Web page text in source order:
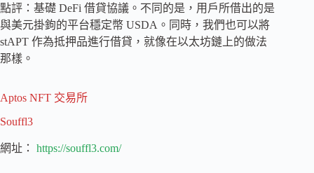
點評：基礎 DeFi 借貸協議。不同的是，用戶所借出的是
與美元掛鉤的平台穩定幣 USDA。同時，我們也可以將
stAPT 作為抵押品進行借貸，就像在以太坊鏈上的做法
那樣。
Aptos NFT 交易所
Souffl3
網址： https://souffl3.com/